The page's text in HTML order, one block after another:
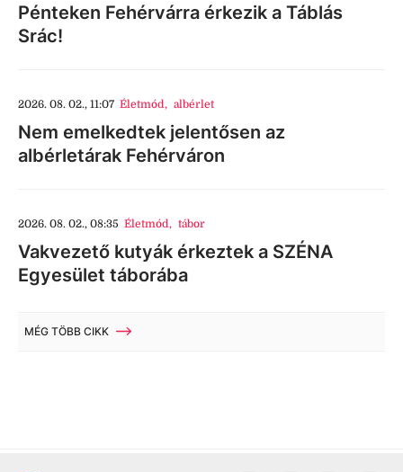
Pénteken Fehérvárra érkezik a Táblás
Srác!
2026. 08. 02., 11:07 Életmód, albérlet
Nem emelkedtek jelentősen az
albérletárak Fehérváron
2026. 08. 02., 08:35 Életmód, tábor
Vakvezető kutyák érkeztek a SZÉNA
Egyesület táborába
MÉG TÖBB CIKK